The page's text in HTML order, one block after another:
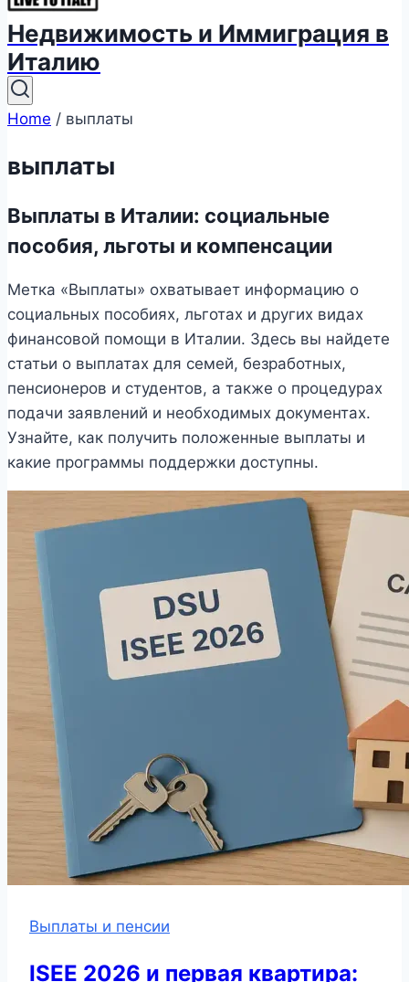
Недвижимость и Иммиграция в
Италию
Home / выплаты
выплаты
Выплаты в Италии: социальные
пособия, льготы и компенсации
Метка «Выплаты» охватывает информацию о
социальных пособиях, льготах и других видах
финансовой помощи в Италии. Здесь вы найдете
статьи о выплатах для семей, безработных,
пенсионеров и студентов, а также о процедурах
подачи заявлений и необходимых документах.
Узнайте, как получить положенные выплаты и
какие программы поддержки доступны.
Выплаты и пенсии
ISEE 2026 и первая квартира: